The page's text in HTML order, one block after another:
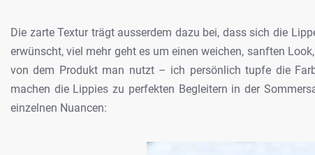
Die zarte Textur trägt ausserdem dazu bei, dass sich die
erwünscht, viel mehr geht es um einen weichen, sanften
von dem Produkt man nutzt – ich persönlich tupfe die
machen dieLippies zu perfekten Begleitern in der
einzelnen Nuancen: